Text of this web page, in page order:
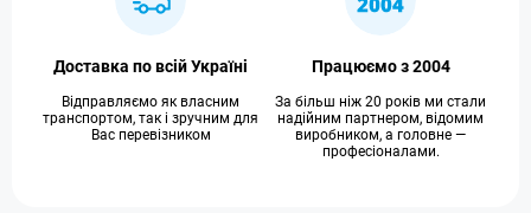
Доставка по всій Україні
Відправляємо як власним
транспортом, так і зручним для
Вас перевізником
Працюємо з 2004
За більш ніж 20 років ми стали
надійним партнером, відомим
виробником, а головне —
професіоналами.